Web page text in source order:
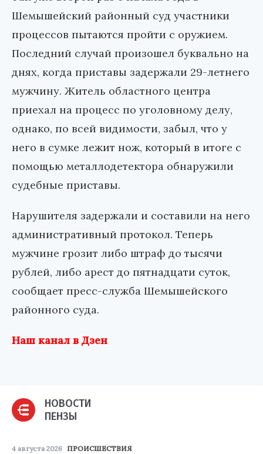
Шемышейский районный суд участники
процессов пытаются пройти с оружием.
Последний случай произошел буквально на
днях, когда приставы задержали 29-летнего
мужчину. Житель областного центра
приехал на процесс по уголовному делу,
однако, по всей видимости, забыл, что у
него в сумке лежит нож, который в итоге с
помощью металлодетектора обнаружили
судебные приставы.
Нарушителя задержали и составили на него
административный протокол. Теперь
мужчине грозит либо штраф до тысячи
рублей, либо арест до пятнадцати суток,
сообщает пресс-служба Шемышейского
районного суда.
Наш канал в Дзен
НОВОСТИ
ПЕНЗЫ
4 августа 2026 ПРОИСШЕСТВИЯ